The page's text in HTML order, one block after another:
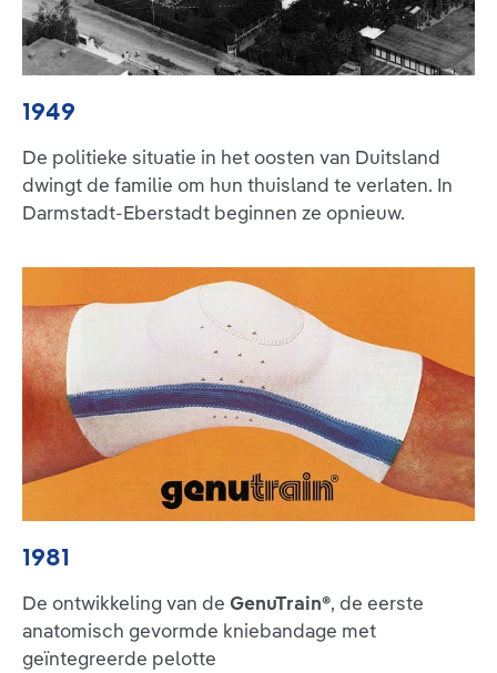
1949
De politieke situatie in het oosten van Duitsland
dwingt de familie om hun thuisland te verlaten. In
Darmstadt-Eberstadt beginnen ze opnieuw.
1981
De ontwikkeling van de GenuTrain®, de eerste
anatomisch gevormde kniebandage met
geïntegreerde pelotte